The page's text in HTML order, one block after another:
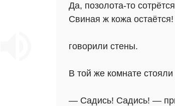
Да, позолота-то
Свиная ж кожа остаётся!
говорили стены.
В той же комнате
— Садись! Садись! —